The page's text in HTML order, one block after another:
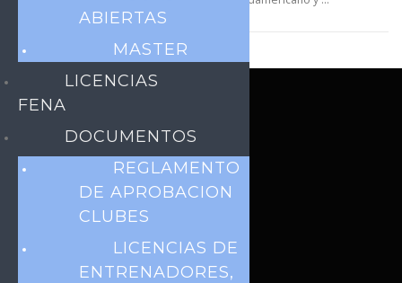
MODALIDADES
Natación
Aguas Abiertas
Masters
Polo Acuático
ABIERTAS
MASTER
LICENCIAS
FENA
DOCUMENTOS
REGLAMENTO
DE APROBACION
CLUBES
LICENCIAS DE
ENTRENADORES,